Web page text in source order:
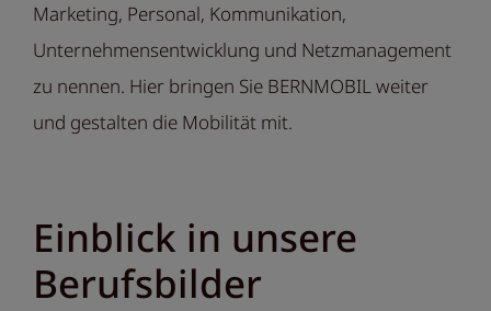
Marketing, Personal, Kommunikation,
Unternehmensentwicklung und Netzmanagement
zu nennen. Hier bringen Sie BERNMOBIL weiter
und gestalten die Mobilität mit.
Einblick in unsere
Berufsbilder